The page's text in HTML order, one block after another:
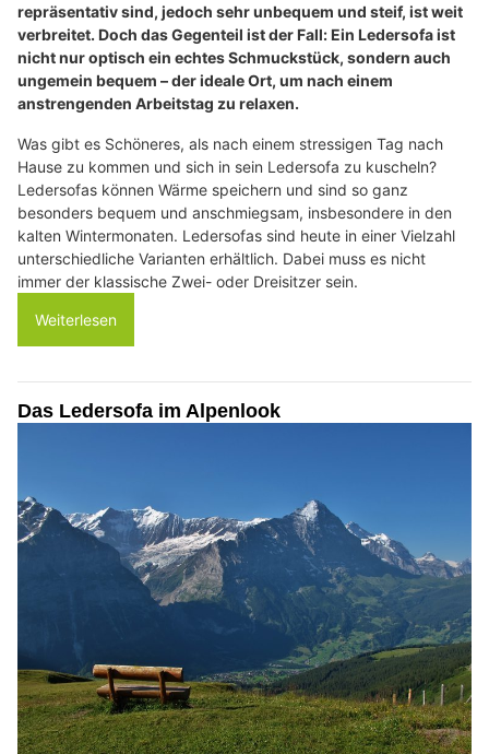
repräsentativ sind, jedoch sehr unbequem und steif, ist weit
verbreitet. Doch das Gegenteil ist der Fall: Ein Ledersofa ist
nicht nur optisch ein echtes Schmuckstück, sondern auch
ungemein bequem – der ideale Ort, um nach einem
anstrengenden Arbeitstag zu relaxen.
Was gibt es Schöneres, als nach einem stressigen Tag nach
Hause zu kommen und sich in sein Ledersofa zu kuscheln?
Ledersofas können Wärme speichern und sind so ganz
besonders bequem und anschmiegsam, insbesondere in den
kalten Wintermonaten. Ledersofas sind heute in einer Vielzahl
unterschiedliche Varianten erhältlich. Dabei muss es nicht
immer der klassische Zwei- oder Dreisitzer sein.
Weiterlesen
Das Ledersofa im Alpenlook